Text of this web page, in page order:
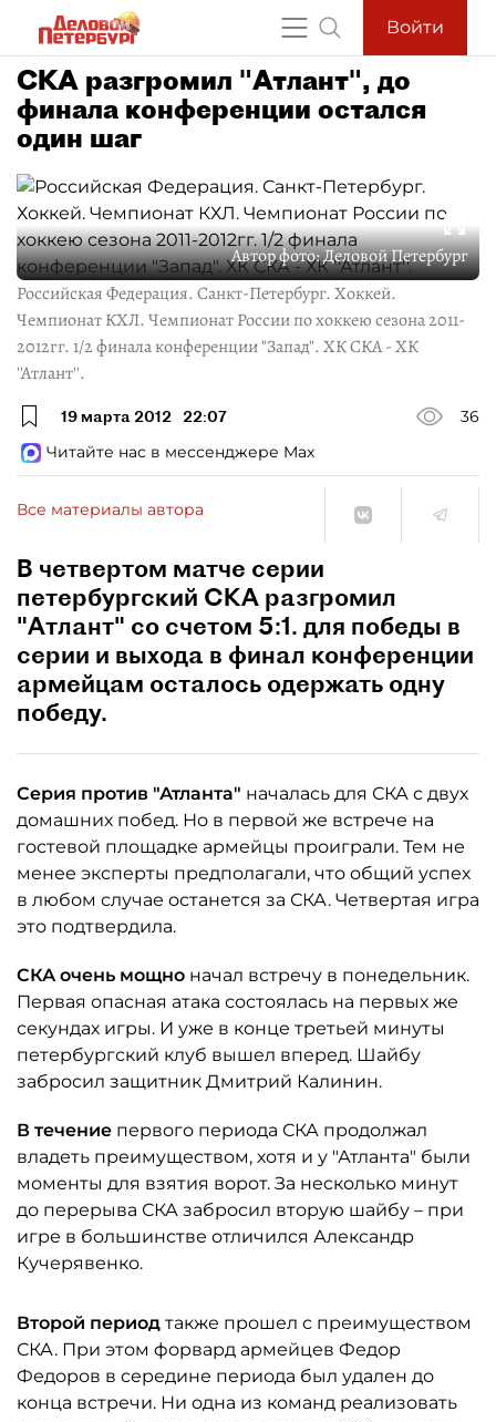
Войти
СКА разгромил "Атлант", до
финала конференции остался
один шаг
Автор фото:Деловой Петербург
Российская Федерация. Санкт-Петербург. Хоккей.
Чемпионат КХЛ. Чемпионат России по хоккею сезона 2011-
2012гг. 1/2 финала конференции "Запад". ХК СКА - ХК
''Атлант''.
19 марта 2012 22:07
36
Читайте нас в мессенджере Max
Все материалы автора
В четвертом матче серии
петербургский СКА разгромил
"Атлант" со счетом 5:1. для победы в
серии и выхода в финал конференции
армейцам осталось одержать одну
победу.
Серия против "Атланта" началась для СКА с двух
домашних побед. Но в первой же встрече на
гостевой площадке армейцы проиграли. Тем не
менее эксперты предполагали, что общий успех
в любом случае останется за СКА. Четвертая игра
это подтвердила.
СКА очень мощно начал встречу в понедельник.
Первая опасная атака состоялась на первых же
секундах игры. И уже в конце третьей минуты
петербургский клуб вышел вперед. Шайбу
забросил защитник Дмитрий Калинин.
В течение первого периода СКА продолжал
владеть преимуществом, хотя и у "Атланта" были
моменты для взятия ворот. За несколько минут
до перерыва СКА забросил вторую шайбу – при
игре в большинстве отличился Александр
Кучерявенко.
Второй период также прошел с преимуществом
СКА. При этом форвард армейцев Федор
Федоров в середине периода был удален до
конца встречи. Ни одна из команд реализовать